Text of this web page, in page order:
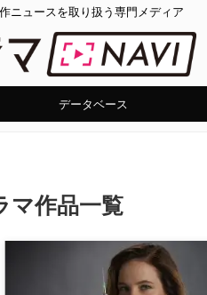
ニュースを取り扱う専門メディア
データベース
マ作品一覧